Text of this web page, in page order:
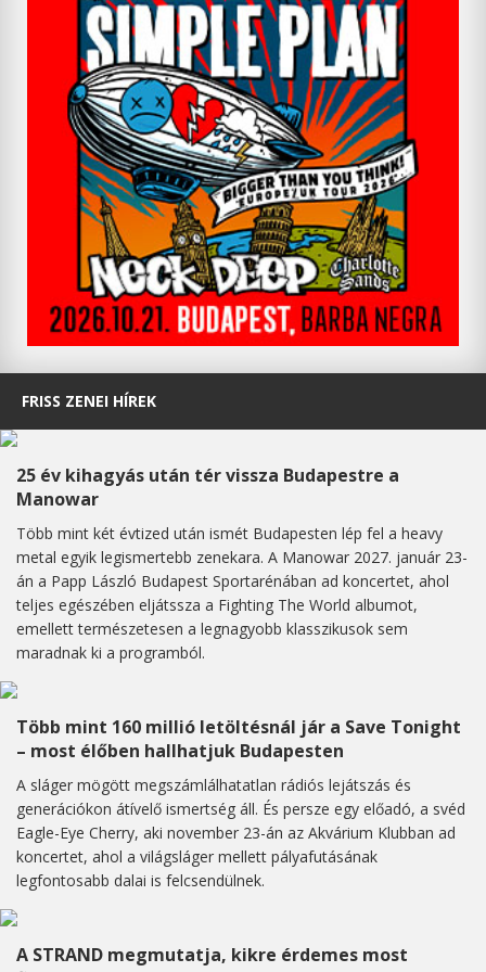
FRISS ZENEI HÍREK
25 év kihagyás után tér vissza Budapestre a
Manowar
Több mint két évtized után ismét Budapesten lép fel a heavy
metal egyik legismertebb zenekara. A Manowar 2027. január 23-
án a Papp László Budapest Sportarénában ad koncertet, ahol
teljes egészében eljátssza a Fighting The World albumot,
emellett természetesen a legnagyobb klasszikusok sem
maradnak ki a programból.
Több mint 160 millió letöltésnál jár a Save Tonight
– most élőben hallhatjuk Budapesten
A sláger mögött megszámlálhatatlan rádiós lejátszás és
generációkon átívelő ismertség áll. És persze egy előadó, a svéd
Eagle-Eye Cherry, aki november 23-án az Akvárium Klubban ad
koncertet, ahol a világsláger mellett pályafutásának
legfontosabb dalai is felcsendülnek.
A STRAND megmutatja, kikre érdemes most